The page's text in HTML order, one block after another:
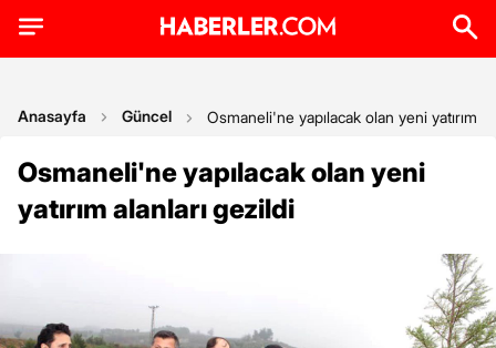
Anasayfa Güncel Osmaneli'ne yapılacak olan yeni yatırım
Osmaneli'ne yapılacak olan yeni
yatırım alanları gezildi